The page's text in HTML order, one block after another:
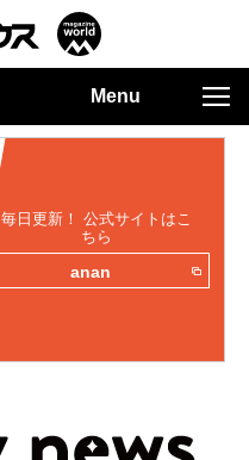
Menu
毎日更新！ 公式サイトはこ
ちら
anan